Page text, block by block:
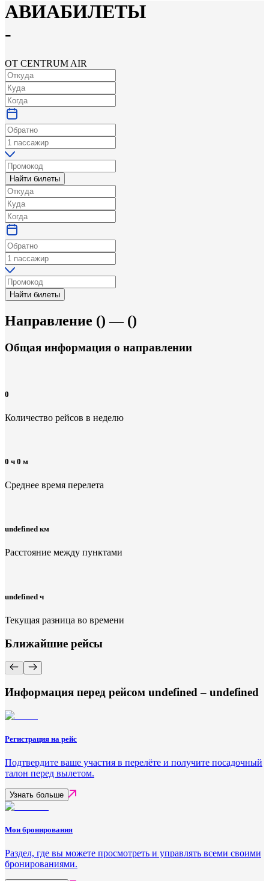
АВИАБИЛЕТЫ
-
ОТ CENTRUM AIR
Найти билеты
Найти билеты
Направление () — ()
Общая информация о направлении
0
Количество рейсов в неделю
0 ч 0 м
Среднее время перелета
undefined км
Расстояние между пунктами
undefined ч
Текущая разница во времени
Ближайшие рейсы
Информация перед рейсом undefined – undefined
Регистрация на рейс
Подтвердите ваше участия в перелёте и получите посадочный
талон перед вылетом.
Узнать больше
Мои бронирования
Раздел, где вы можете просмотреть и управлять всеми своими
бронированиями.